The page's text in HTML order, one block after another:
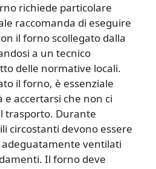
richiede particolare
raccomanda di eseguire
il forno scollegato dalla
a un tecnico
delle normative locali.
il forno, è essenziale
e accertarsi che non ci
trasporto. Durante
circostanti devono essere
ventilati
Il forno deve